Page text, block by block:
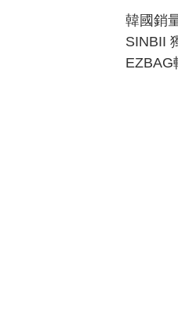
韓國銷
SINBII
EZBAG